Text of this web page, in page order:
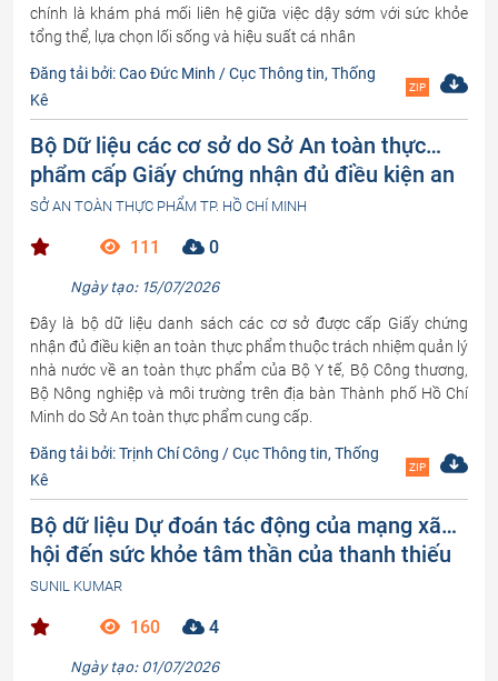
chính là khám phá mối liên hệ giữa việc dậy sớm với sức khỏe
tổng thể, lựa chọn lối sống và hiệu suất cá nhân
Đăng tải bởi: Cao Đức Minh / Cục Thông tin, Thống
Kê
ZIP
Bộ Dữ liệu các cơ sở do Sở An toàn thực
phẩm cấp Giấy chứng nhận đủ điều kiện an
toàn thực phẩm thuộc trách nhiệm quản lý
nhà nước về an toàn thực phẩm
SỞ AN TOÀN THỰC PHẨM TP. HỒ CHÍ MINH
111 0
Ngày tạo: 15/07/2026
Đây là bộ dữ liệu danh sách các cơ sở được cấp Giấy chứng
nhận đủ điều kiện an toàn thực phẩm thuộc trách nhiệm quản lý
nhà nước về an toàn thực phẩm của Bộ Y tế, Bộ Công thương,
Bộ Nông nghiệp và môi trường trên địa bàn Thành phố Hồ Chí
Minh do Sở An toàn thực phẩm cung cấp.
Đăng tải bởi: Trịnh Chí Công / Cục Thông tin, Thống
Kê
ZIP
Bộ dữ liệu Dự đoán tác động của mạng xã
hội đến sức khỏe tâm thần của thanh thiếu
niên
SUNIL KUMAR
160 4
Ngày tạo: 01/07/2026